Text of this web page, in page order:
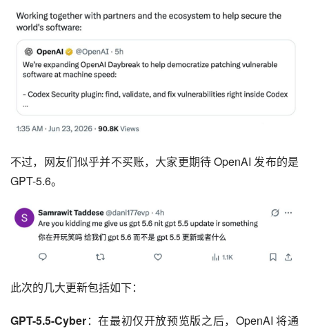
不过，网友们似乎并不买账，大家更期待 OpenAI 发布的是
GPT-5.6。
此次的几大更新包括如下：
GPT-5.5-Cyber：在最初仅开放预览版之后，OpenAI 将通